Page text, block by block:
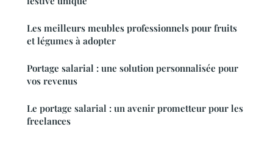
Les meilleurs meubles professionnels pour fruits
et légumes à adopter
Portage salarial : une solution personnalisée pour
vos revenus
Le portage salarial : un avenir prometteur pour les
freelances